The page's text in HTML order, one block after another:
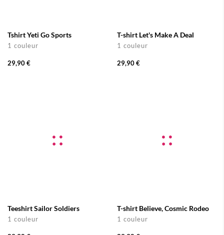
Tshirt Yeti Go Sports
1 couleur
29,90 €
T-shirt Let's Make A Deal
1 couleur
29,90 €
Teeshirt Sailor Soldiers
1 couleur
T-shirt Believe, Cosmic Rodeo
1 couleur